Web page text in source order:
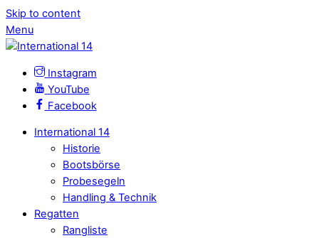
Skip to content
Menu
Instagram
YouTube
Facebook
International 14
Historie
Bootsbörse
Probesegeln
Handling & Technik
Regatten
Rangliste